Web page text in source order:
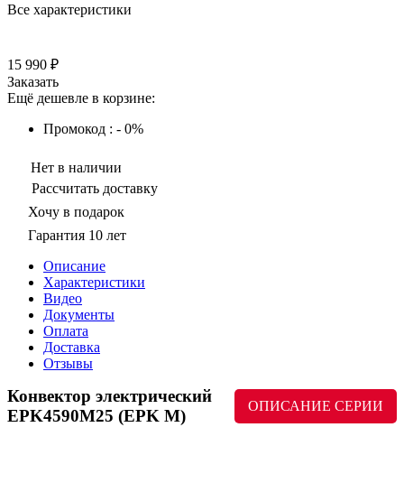
Все характеристики
15 990 ₽
Заказать
Ещё дешевле в корзине:
Промокод : - 0%
Нет в наличии
Рассчитать доставку
Хочу в подарок
Гарантия 10 лет
Описание
Характеристики
Видео
Документы
Оплата
Доставка
Отзывы
Конвектор электрический
EPK4590M25 (EPK M)
ОПИСАНИЕ СЕРИИ